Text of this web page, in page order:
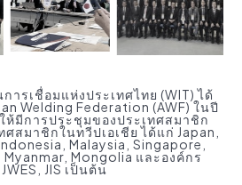
ารเชื่อมแห่งประเทศไทย (WIT) ได้
Welding Federation (AWF) ในปี
ห้มีการประชุมของประเทศสมาชิก
สมาชิกในทวีปเอเชีย ได้แก่ Japan,
Malaysia, Singapore,
Mongolia และองค์กร
JIS เป็นต้น